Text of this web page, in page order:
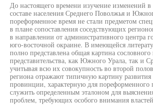
До настоящего времени изучение изменений в
составе населения Среднего Поволжья и
пореформенное время не стали предметом
в плане сопоставления соседствующих
в направлении от административного центра
юго-восточной окраине. В имеющейся
полно представлена общая картина
представительства, как Южного Урала, так и
учитывая всю их совокупность во второй
региона отражают типичную картину развития
провинции, характерную для пореформенного
служить определенным эталоном для
проблем, требующих особого внимания